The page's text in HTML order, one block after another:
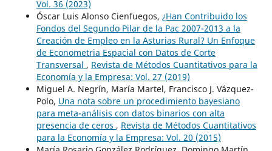
Vol. 36 (2023)
Óscar Luis Alonso Cienfuegos, ¿Han Contribuido los
Fondos del Segundo Pilar de la Pac 2007-2013 a la
Creación de Empleo en la Asturias Rural? Un Enfoque
de Econometria Espacial con Datos de Corte
Transversal , Revista de Métodos Cuantitativos para la
Economía y la Empresa: Vol. 27 (2019)
Miguel A. Negrín, María Martel, Francisco J. Vázquez-
Polo, Una nota sobre un procedimiento bayesiano
para meta-análisis con datos binarios con alta
presencia de ceros , Revista de Métodos Cuantitativos
para la Economía y la Empresa: Vol. 20 (2015)